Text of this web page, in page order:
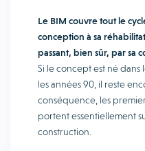
Le BIM couvre tout le
conception à sa
passant, bien sûr, par sa
Si le concept est né dans
les années 90, il reste
conséquence, les
portent essentiellement
construction.